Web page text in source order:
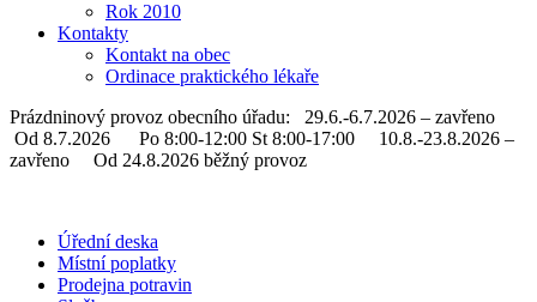
Rok 2010
Kontakty
Kontakt na obec
Ordinace praktického lékaře
Prázdninový provoz obecního úřadu: 29.6.-6.7.2026 – zavřeno
Od 8.7.2026 Po 8:00-12:00 St 8:00-17:00 10.8.-23.8.2026 –
zavřeno Od 24.8.2026 běžný provoz
Úřední deska
Místní poplatky
Prodejna potravin